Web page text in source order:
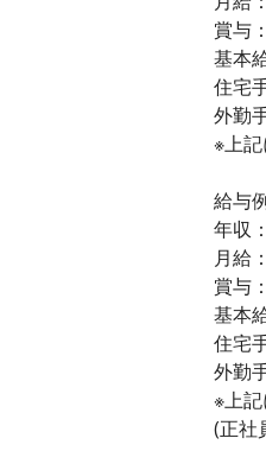
賞与
基本
住宅
外勤
※上
給与
年収
月給
賞与
基本
住宅
外勤
※上
(正社